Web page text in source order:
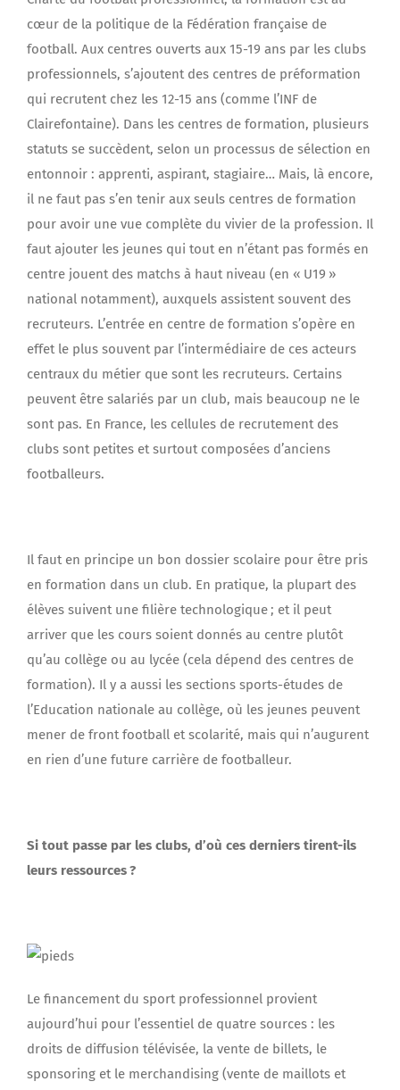
cœur de la politique de la Fédération française de
football. Aux centres ouverts aux 15-19 ans par les clubs
professionnels, s’ajoutent des centres de préformation
qui recrutent chez les 12-15 ans (comme l’INF de
Clairefontaine). Dans les centres de formation, plusieurs
statuts se succèdent, selon un processus de sélection en
entonnoir : apprenti, aspirant, stagiaire… Mais, là encore,
il ne faut pas s’en tenir aux seuls centres de formation
pour avoir une vue complète du vivier de la profession. Il
faut ajouter les jeunes qui tout en n’étant pas formés en
centre jouent des matchs à haut niveau (en « U19 »
national notamment), auxquels assistent souvent des
recruteurs. L’entrée en centre de formation s’opère en
effet le plus souvent par l’intermédiaire de ces acteurs
centraux du métier que sont les recruteurs. Certains
peuvent être salariés par un club, mais beaucoup ne le
sont pas. En France, les cellules de recrutement des
clubs sont petites et surtout composées d’anciens
footballeurs.
Il faut en principe un bon dossier scolaire pour être pris
en formation dans un club. En pratique, la plupart des
élèves suivent une filière technologique ; et il peut
arriver que les cours soient donnés au centre plutôt
qu’au collège ou au lycée (cela dépend des centres de
formation). Il y a aussi les sections sports-études de
l’Education nationale au collège, où les jeunes peuvent
mener de front football et scolarité, mais qui n’augurent
en rien d’une future carrière de footballeur.
Si tout passe par les clubs, d’où ces derniers tirent-ils
leurs ressources ?
Le financement du sport professionnel provient
aujourd’hui pour l’essentiel de quatre sources : les
droits de diffusion télévisée, la vente de billets, le
sponsoring et le merchandising (vente de maillots et